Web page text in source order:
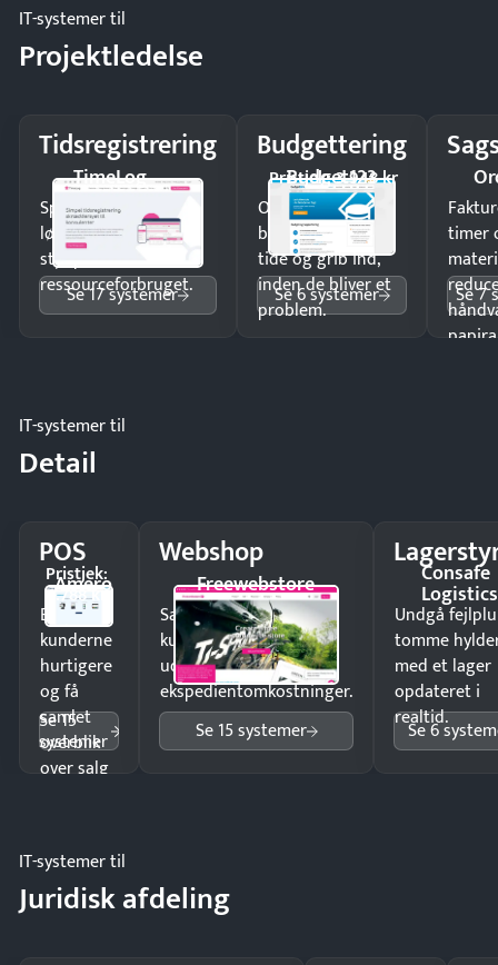
IT-systemer til
Projektledelse
Tidsregistrering
TimeLog
Spar tid på
lønberegning og få
styr på
ressourceforbruget.
Se 17 systemer
Budgettering
Budget123
Pristjek: 3.948 kr
Opdag
budgetafvigelser i
tide og grib ind,
inden de bliver et
problem.
Se 6 systemer
timer
Se 7
IT-systemer til
Detail
POS
Amero
Pristjek:
4.788 kr
Ekspedér
kunderne
hurtigere
og få
samlet
overblik
over salg
Se 15
systemer
Webshop
Freewebstore
Sælg produkter 24/7 til
kunder i hele landet
uden
ekspedientomkostninger.
Se 15 systemer
Consafe
Logistics
Undgå
tomme
med et lager
opdateret i
realtid.
Se 6
IT-systemer til
Juridisk afdeling